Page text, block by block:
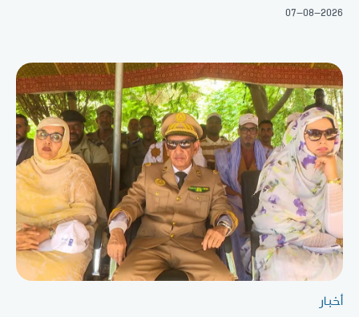
07-08-2026
أخبار